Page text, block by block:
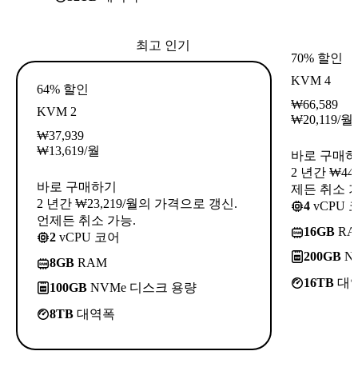
최고 인기
64% 할인
KVM 2
₩37,939
₩13,619/월
바로 구매하기
2 년간 ₩23,219/월의 가격으로 갱신.
언제든 취소 가능.
2 vCPU 코어
8GB RAM
100GB NVMe 디스크 용량
8TB 대역폭
70% 할인
KVM 4
₩66,589
₩20,119/월
바로 구매
2 년간
제든 취소
4 vCPU
16GB
200GB
16TB 대